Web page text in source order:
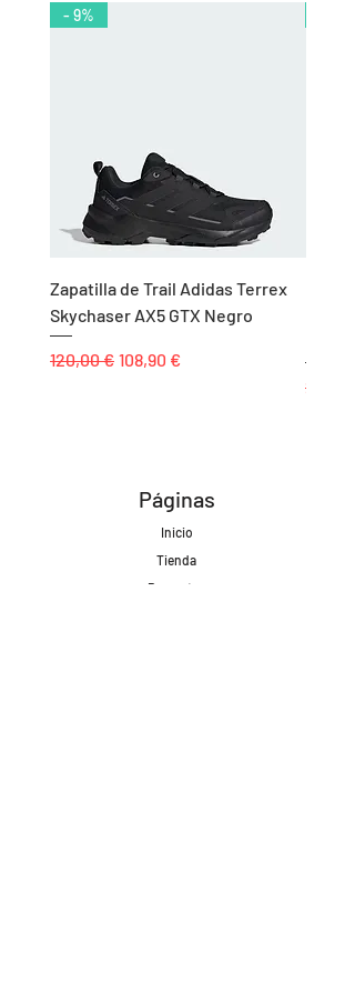
- 9%
Zapatilla de Trail Adidas Terrex
Skychaser AX5 GTX Negro
Precio
120,00 € Precio de oferta
108,90 €
Precio
25,00 €
Páginas
Inicio
Tienda
Proyectos